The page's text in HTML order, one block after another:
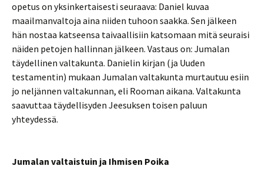
opetus on yksinkertaisesti seuraava: Daniel kuvaa
maailmanvaltoja aina niiden tuhoon saakka. Sen jälkeen
hän nostaa katseensa taivaallisiin katsomaan mitä seuraisi
näiden petojen hallinnan jälkeen. Vastaus on: Jumalan
täydellinen valtakunta. Danielin kirjan (ja Uuden
testamentin) mukaan Jumalan valtakunta murtautuu esiin
jo neljännen valtakunnan, eli Rooman aikana. Valtakunta
saavuttaa täydellisyden Jeesuksen toisen paluun
yhteydessä.
Jumalan valtaistuin ja Ihmisen Poika